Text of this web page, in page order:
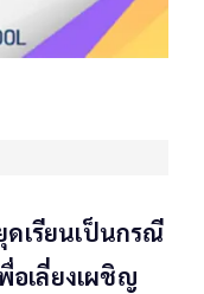
ดเรียนเป็นกรณี
อเลี่ยงเผชิญ